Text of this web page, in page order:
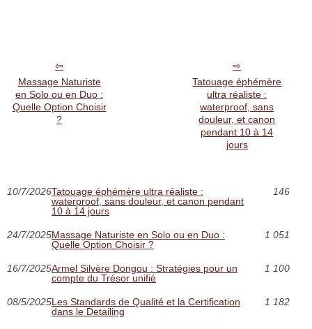
Massage Naturiste
en Solo ou en Duo :
Quelle Option Choisir
?
Tatouage éphémère
ultra réaliste :
waterproof, sans
douleur, et canon
pendant 10 à 14
jours
10/7/2026Tatouage éphémère ultra réaliste :
waterproof, sans douleur, et canon pendant
10 à 14 jours
146
24/7/2025Massage Naturiste en Solo ou en Duo :
Quelle Option Choisir ?
1 051
16/7/2025Armel Silvère Dongou : Stratégies pour un
compte du Trésor unifié
1 100
08/5/2025Les Standards de Qualité et la Certification
dans le Detailing
1 182